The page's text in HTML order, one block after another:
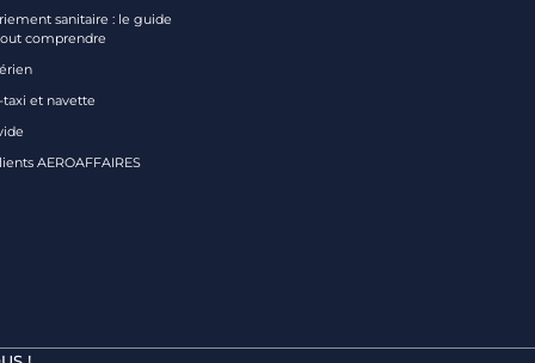
sanitaire : le guide
comprendre
taxi et navette
AEROAFFAIRES